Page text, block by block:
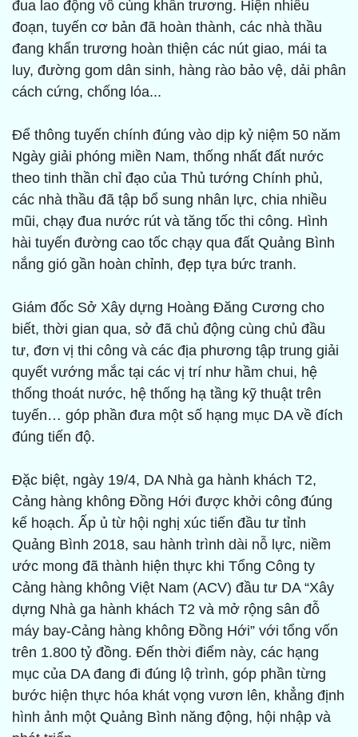
đua lao động vô cùng khẩn trương. Hiện nhiều
đoạn, tuyến cơ bản đã hoàn thành, các nhà thầu
đang khẩn trương hoàn thiện các nút giao, mái ta
luy, đường gom dân sinh, hàng rào bảo vệ, dải phân
cách cứng, chống lóa...
Để thông tuyến chính đúng vào dịp kỷ niệm 50 năm
Ngày giải phóng miền Nam, thống nhất đất nước
theo tinh thần chỉ đạo của Thủ tướng Chính phủ,
các nhà thầu đã tập bổ sung nhân lực, chia nhiều
mũi, chạy đua nước rút và tăng tốc thi công. Hình
hài tuyến đường cao tốc chạy qua đất Quảng Bình
nắng gió gần hoàn chỉnh, đẹp tựa bức tranh.
Giám đốc Sở Xây dựng Hoàng Đăng Cương cho
biết, thời gian qua, sở đã chủ động cùng chủ đầu
tư, đơn vị thi công và các địa phương tập trung giải
quyết vướng mắc tại các vị trí như hầm chui, hệ
thống thoát nước, hệ thống hạ tầng kỹ thuật trên
tuyến… góp phần đưa một số hạng mục DA về đích
đúng tiến độ.
Đặc biệt, ngày 19/4, DA Nhà ga hành khách T2,
Cảng hàng không Đồng Hới được khởi công đúng
kế hoạch. Ấp ủ từ hội nghị xúc tiến đầu tư tỉnh
Quảng Bình 2018, sau hành trình dài nỗ lực, niềm
ước mong đã thành hiện thực khi Tổng Công ty
Cảng hàng không Việt Nam (ACV) đầu tư DA “Xây
dựng Nhà ga hành khách T2 và mở rộng sân đỗ
máy bay-Cảng hàng không Đồng Hới” với tổng vốn
trên 1.800 tỷ đồng. Đến thời điểm này, các hạng
mục của DA đang đi đúng lộ trình, góp phần từng
bước hiện thực hóa khát vọng vươn lên, khẳng định
hình ảnh một Quảng Bình năng động, hội nhập và